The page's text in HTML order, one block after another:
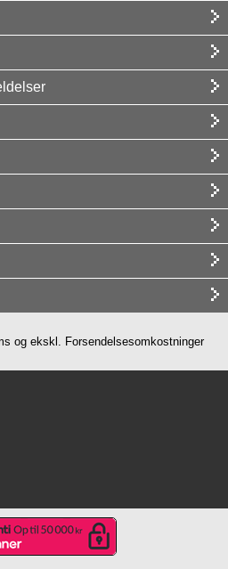
og ekskl. Forsendelsesomkostninger